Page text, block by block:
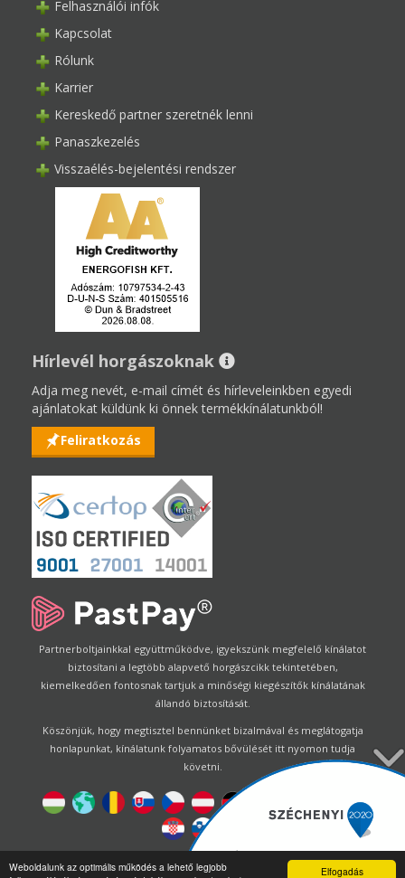
Elfogadás
Weboldalunk az optimális működés a lehető legjobb
Felhasználói infók
Kapcsolat
Rólunk
Karrier
Kereskedő partner szeretnék lenni
Panaszkezelés
Visszaélés-bejelentési rendszer
Hírlevél horgászoknak
Adja meg nevét, e-mail címét és hírleveleinkben egyedi
ajánlatokat küldünk ki önnek termékkínálatunkból!
Feliratkozás
Partnerboltjainkkal együttműködve, igyekszünk megfelelő kínálatot
biztosítani a legtöbb alapvető horgászcikk tekintetében,
kiemelkedően fontosnak tartjuk a minőségi kiegészítők kínálatának
állandó biztosítását.
Köszönjük, hogy megtisztel bennünket bizalmával és meglátogatja
honlapunkat, kínálatunk folyamatos bővülését itt nyomon tudja
követni.
Designed by Energofish Kft